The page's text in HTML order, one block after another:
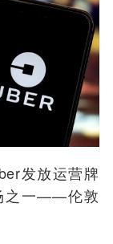
发放运营牌
之一——伦敦